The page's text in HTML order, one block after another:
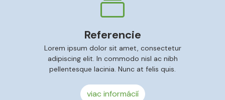
Referencie
Lorem ipsum dolor sit amet, consectetur
adipiscing elit. In commodo nisl ac nibh
pellentesque lacinia. Nunc at felis quis.
viac informácií